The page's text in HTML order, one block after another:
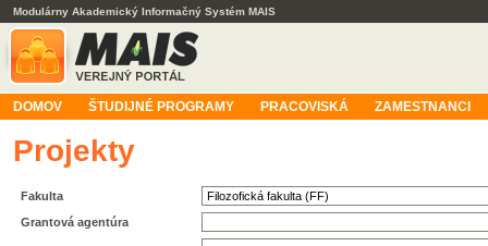
Modulárny Akademický Informačný Systém MAIS
DOMOV ŠTUDIJNÉ PROGRAMY PRACOVISKÁ ZAMESTNANCI
Projekty
Fakulta
Grantová agentúra